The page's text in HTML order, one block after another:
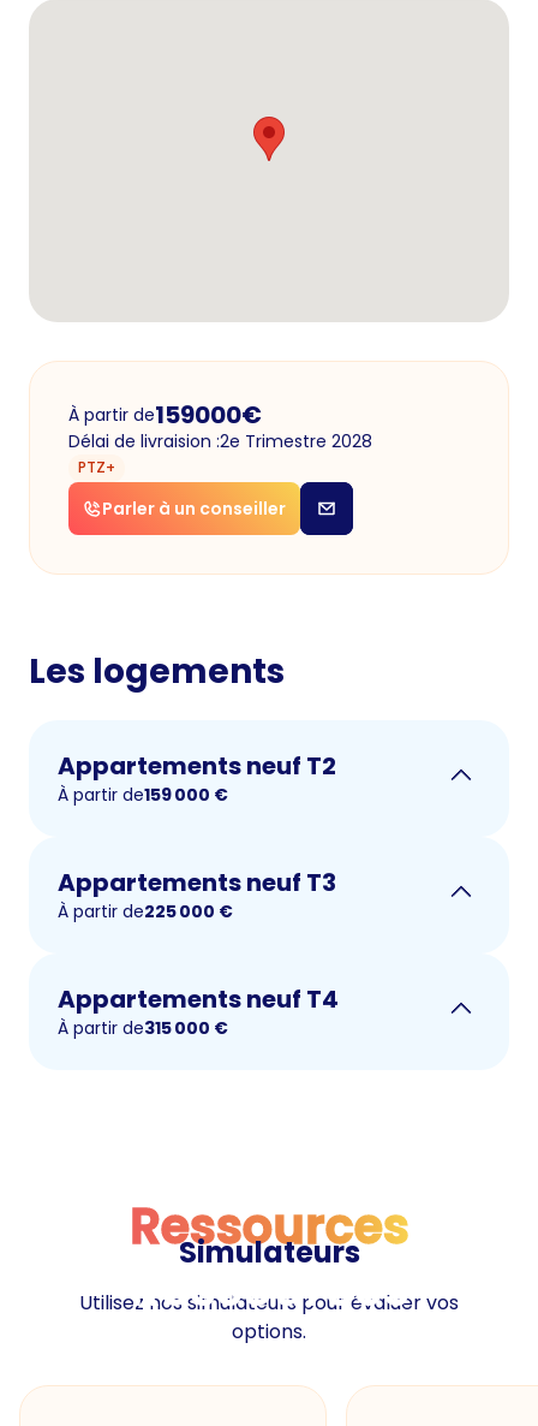
À partir de159000€
Délai de livraision :2e Trimestre 2028
PTZ+
Parler à un conseiller
Les logements
Appartements neuf T2
À partir de159 000 €
Appartements neuf T3
À partir de225 000 €
Appartements neuf T4
À partir de315 000 €
Ressources
Ressources
Simulateurs
Utilisez nos simulateurs pour évaluer vos
options.